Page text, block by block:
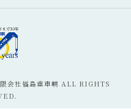
会社福島重車輛 ALL RIGHTS